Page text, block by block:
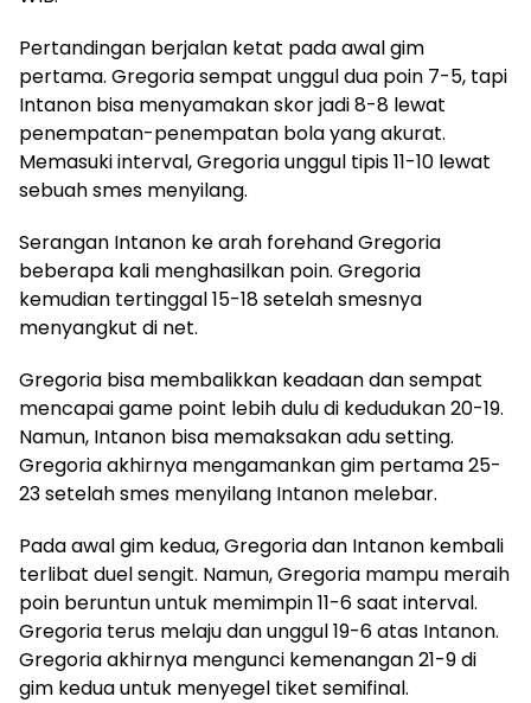
Pertandingan berjalan ketat pada awal gim
pertama. Gregoria sempat unggul dua poin 7-5, tapi
Intanon bisa menyamakan skor jadi 8-8 lewat
penempatan-penempatan bola yang akurat.
Memasuki interval, Gregoria unggul tipis 11-10 lewat
sebuah smes menyilang.
Serangan Intanon ke arah forehand Gregoria
beberapa kali menghasilkan poin. Gregoria
kemudian tertinggal 15-18 setelah smesnya
menyangkut di net.
Gregoria bisa membalikkan keadaan dan sempat
mencapai game point lebih dulu di kedudukan 20-19.
Namun, Intanon bisa memaksakan adu setting.
Gregoria akhirnya mengamankan gim pertama 25-
23 setelah smes menyilang Intanon melebar.
Pada awal gim kedua, Gregoria dan Intanon kembali
terlibat duel sengit. Namun, Gregoria mampu meraih
poin beruntun untuk memimpin 11-6 saat interval.
Gregoria terus melaju dan unggul 19-6 atas Intanon.
Gregoria akhirnya mengunci kemenangan 21-9 di
gim kedua untuk menyegel tiket semifinal.